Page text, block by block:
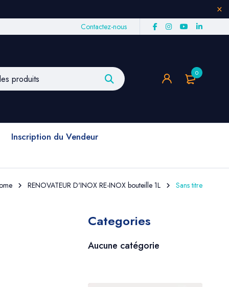
Contactez-nous
0
Inscription du Vendeur
RENOVATEUR D'INOX RE-INOX bouteille 1L Sans titre
Categories
Aucune catégorie